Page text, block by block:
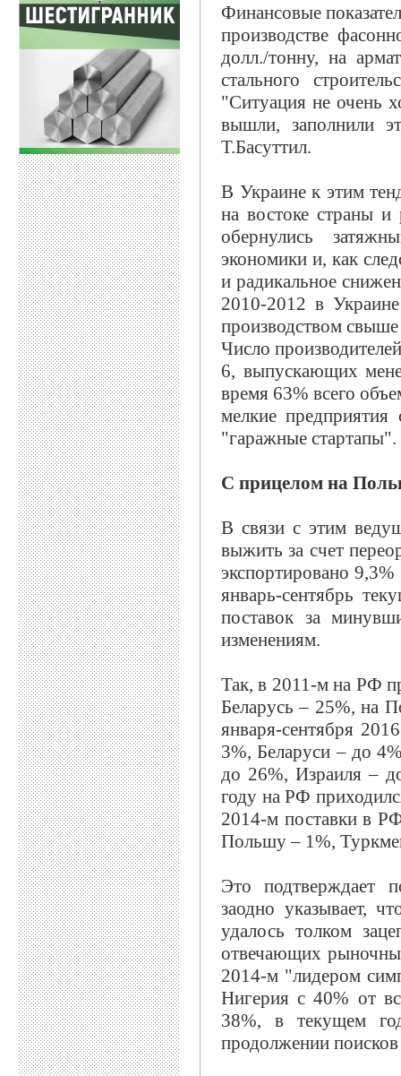
Финансовые
производстве
долл./тонну, на
стального
"Ситуация не очень
вышли, заполнили
Т.Басуттил.
В Украине к этим
на востоке страны
обернулись
экономики и, как
и радикальное
2010-2012 в
производством
Число
6, выпускающих
время 63% всего
мелкие
"гаражные стартапы".
С прицелом на
В связи с этим
выжить за счет
экспортировано
январь-сентябрь
поставок за
изменениям.
Так, в 2011-м на РФ
Беларусь – 25%, на
января-сентября
3%, Беларуси – до
до 26%, Израиля –
году на РФ
2014-м поставки в
Польшу – 1%,
Это подтверждает
заодно указывает,
удалось толком
отвечающих
2014-м "лидером
Нигерия с 40% от
38%, в текущем
продолжении